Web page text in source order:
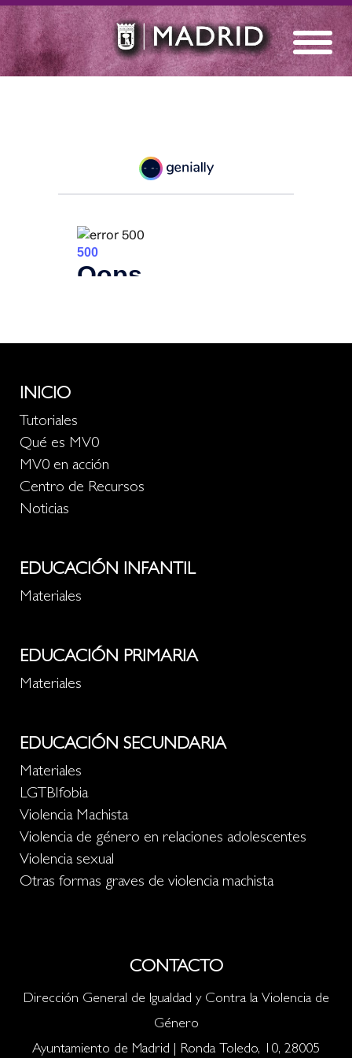
INICIO
Tutoriales
Qué es MV0
MV0 en acción
Centro de Recursos
Noticias
EDUCACIÓN INFANTIL
Materiales
EDUCACIÓN PRIMARIA
Materiales
EDUCACIÓN SECUNDARIA
Materiales
LGTBIfobia
Violencia Machista
Violencia de género en relaciones adolescentes
Violencia sexual
Otras formas graves de violencia machista
CONTACTO
Dirección General de Igualdad y Contra la Violencia de
Género
Ayuntamiento de Madrid | Ronda Toledo, 10, 28005